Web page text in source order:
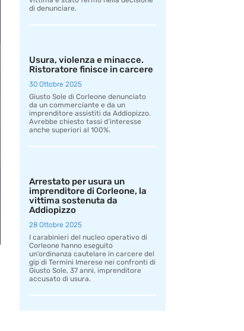
di denunciare.
Usura, violenza e minacce.
Ristoratore finisce in carcere
30 Ottobre 2025
Giusto Sole di Corleone denunciato
da un commerciante e da un
imprenditore assistiti da Addiopizzo.
Avrebbe chiesto tassi d’interesse
anche superiori al 100%.
Arrestato per usura un
imprenditore di Corleone, la
vittima sostenuta da
Addiopizzo
28 Ottobre 2025
I carabinieri del nucleo operativo di
Corleone hanno eseguito
un’ordinanza cautelare in carcere del
gip di Termini Imerese nei confronti di
Giusto Sole, 37 anni, imprenditore
accusato di usura.